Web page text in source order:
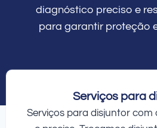
diagnóstico preciso e
para garantir proteção
Serviços para
Serviços para disjuntor